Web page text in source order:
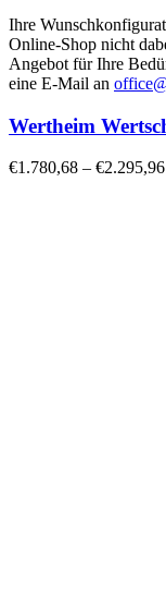
Ihre
Online-Shop nicht
Angebot für Ihre
eine E-Mail an
Wertheim
€1.780,68 – €2.295,96